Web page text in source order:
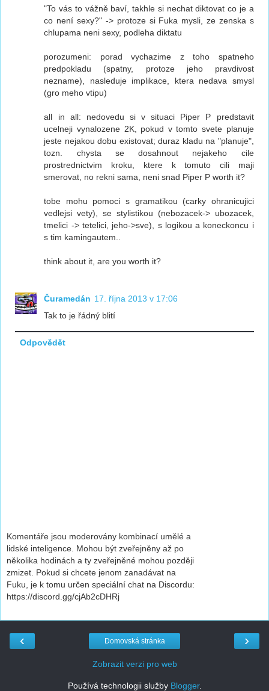
"To vás to vážně baví, takhle si nechat diktovat co je a
co není sexy?" -> protoze si Fuka mysli, ze zenska s
chlupama neni sexy, podleha diktatu
porozumeni: porad vychazime z toho spatneho
predpokladu (spatny, protoze jeho pravdivost
nezname), nasleduje implikace, ktera nedava smysl
(gro meho vtipu)
all in all: nedovedu si v situaci Piper P predstavit
ucelneji vynalozene 2K, pokud v tomto svete planuje
jeste nejakou dobu existovat; duraz kladu na "planuje",
tozn. chysta se dosahnout nejakeho cile
prostrednictvim kroku, ktere k tomuto cili maji
smerovat, no rekni sama, neni snad Piper P worth it?
tobe mohu pomoci s gramatikou (carky ohranicujici
vedlejsi vety), se stylistikou (nebozacek-> ubozacek,
tmelici -> tetelici, jeho->sve), s logikou a koneckoncu i
s tim kamingautem..
think about it, are you worth it?
Čuramedán 17. října 2013 v 17:06
Tak to je řádný blití
Odpovědět
Komentáře jsou moderovány kombinací umělé a
lidské inteligence. Mohou být zveřejněny až po
několika hodinách a ty zveřejněné mohou později
zmizet. Pokud si chcete jenom zanadávat na
Fuku, je k tomu určen speciální chat na Discordu:
https://discord.gg/cjAb2cDHRj
‹ ›
Domovská stránka
Zobrazit verzi pro web
Používá technologii služby Blogger.